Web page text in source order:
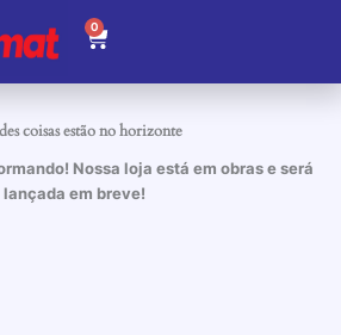
coisas estão no horizonte
Nossa loja está em obras e será
lançada em breve!
0
Carrinho